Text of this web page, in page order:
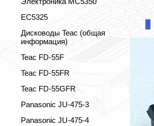
ЕС5325
Дисководы Teac (общая
информация)
Teac FD-55F
Teac FD-55FR
Teac FD-55GFR
Panasonic JU-475-3
Panasonic JU-475-4